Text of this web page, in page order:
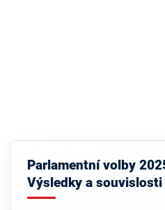
Parlamentní volby
Výsledky a souvislosti